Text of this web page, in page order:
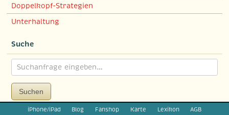
Doppelkopf-Strategien
Unterhaltung
Suche
Suchen
iPhone/iPad Blog Fanshop Karte Lexikon AGB